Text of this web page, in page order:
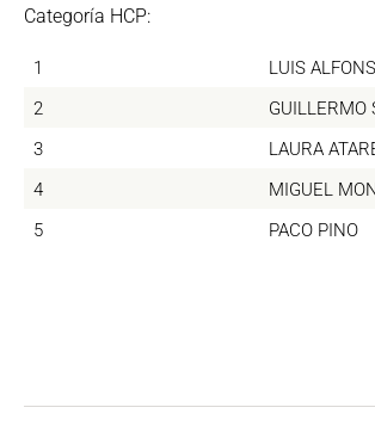
Categoría HCP:
1
LUIS
2
GUILLERMO
3
LAURA
4
MIGUEL
5
PACO PINO